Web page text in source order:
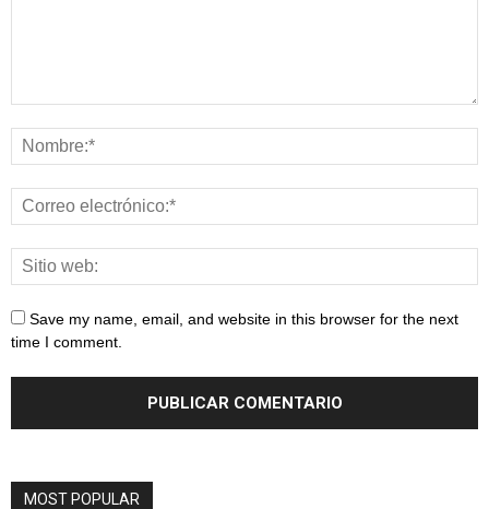
Save my name, email, and website in this browser for the next
time I comment.
MOST POPULAR